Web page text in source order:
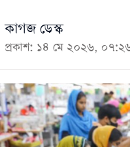
কাগজ ডেস্ক
প্রকাশ: ১৪ মে ২০২৬,